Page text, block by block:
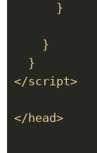
      }
    }
  }
</script>
</head>